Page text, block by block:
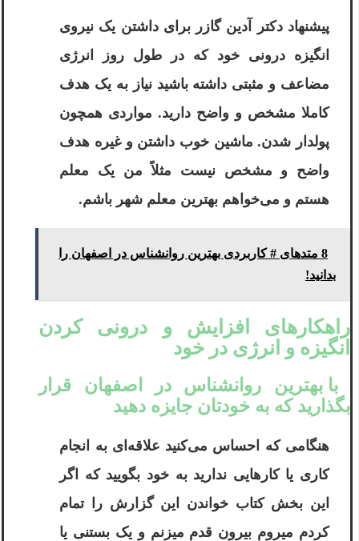
پیشنهاددکتر آدین گازر برای داشتن یک نیروی
انگیزه درونی خود که در طول روز انرژی
مضاعف و مثبتی داشته باشید نیاز به یک هدف
کاملا مشخص و واضح دارید. مواردی همچون
پولدار شدن. ماشین خوب داشتن و غیره هدف
واضح و مشخص نیست مثلاً من یک معلم
هستم و می‌خواهم بهترین معلم شهر باشم.
8 متدهای # کاربردی بهترین روانشناس در اصفهان را
بدانید!
راهکارهای افزایش و درونی کردن
انگیزه و انرژی در خود
با بهترین روانشناس در اصفهان قرار
بگذارید که به خودتان جایزه دهید
هنگامی که احساس می‌کنید علاقه‌ای به انجام
کاری یا کارهایی ندارید به خود بگویید که اگر
این بخش کتاب خواندن این گزارش را تمام
کردم میروم بیرون قدم میزنم و یک بستنی یا